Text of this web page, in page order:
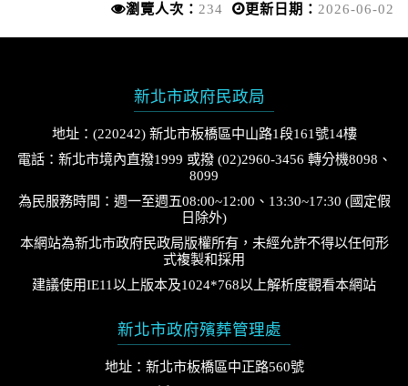
瀏覽人次： 234 更新日期： 2026-06-02
新北市政府民政局
地址：(220242) 新北市板橋區中山路1段161號14樓
電話：新北市境內直撥1999 或撥 (02)2960-3456 轉分機8098、
8099
為民服務時間：週一至週五08:00~12:00、13:30~17:30 (國定假
日除外)
本網站為新北市政府民政局版權所有，未經允許不得以任何形
式複製和採用
建議使用IE11以上版本及1024*768以上解析度觀看本網站
新北市政府殯葬管理處
地址：新北市板橋區中正路560號